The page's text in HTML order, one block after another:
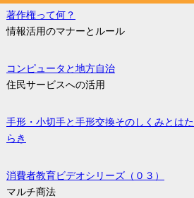
著作権って何？
情報活用のマナーとルール
コンピュータと地方自治
住民サービスへの活用
手形・小切手と手形交換そのしくみとはた
らき
消費者教育ビデオシリーズ（０３）
マルチ商法